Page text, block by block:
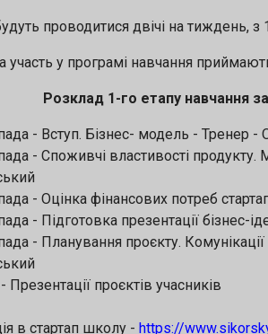
проводитися двічі на тиждень,
участь у програмі навчання
Розклад 1-го етапу навчання
- Вступ. Бізнес- модель - Тренер -
- Споживчі властивості
- Оцінка фінансових потреб
- Підготовка презентації бізнес-
- Планування проєкту.
Презентації проєктів учасників
в стартап школу - https://